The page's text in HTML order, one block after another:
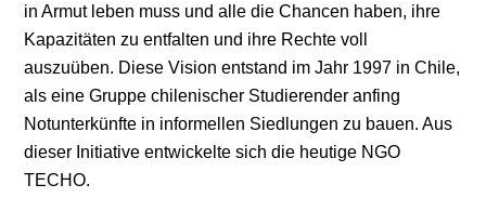
in Armut leben muss und alle die Chancen haben, ihre
Kapazitäten zu entfalten und ihre Rechte voll
auszuüben. Diese Vision entstand im Jahr 1997 in Chile,
als eine Gruppe chilenischer Studierender anfing
Notunterkünfte in informellen Siedlungen zu bauen. Aus
dieser Initiative entwickelte sich die heutige NGO
TECHO.